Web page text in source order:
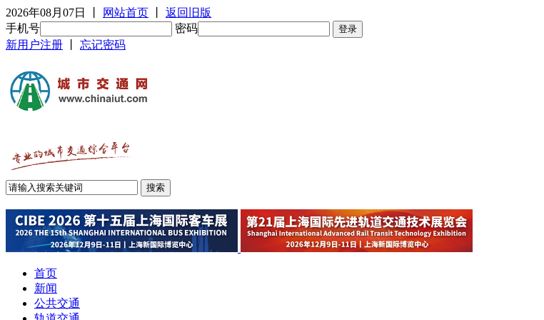
2026年08月07日 网站首页
返回旧版
手机号
密码
新用户注册
忘记密码
首页
新闻
公共交通